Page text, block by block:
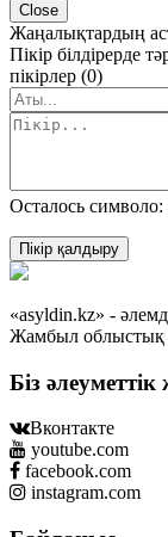
Close
Жаңалықтардың
Пікір білдірерде
пікірлер (0)
Осталось символо:
Пікір қалдыру
«asyldin.kz» -
Жамбыл облыстық
Біз әлеуметтік
Вконтакте
youtube.com
facebook.com
instagram.com